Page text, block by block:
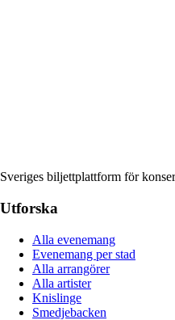
Sveriges biljettplattform för
Utforska
Alla evenemang
Evenemang per stad
Alla arrangörer
Alla artister
Knislinge
Smedjebacken